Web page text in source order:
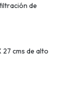
de
27 cms de alto